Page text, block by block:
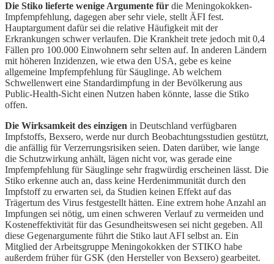
Die Stiko lieferte wenige Argumente für die Meningokokken-
Impfempfehlung, dagegen aber sehr viele, stellt ÄFI fest.
Hauptargument dafür sei die relative Häufigkeit mit der
Erkrankungen schwer verlaufen. Die Krankheit trete jedoch mit 0,4
Fällen pro 100.000 Einwohnern sehr selten auf. In anderen Ländern
mit höheren Inzidenzen, wie etwa den USA, gebe es keine
allgemeine Impfempfehlung für Säuglinge. Ab welchem
Schwellenwert eine Standardimpfung in der Bevölkerung aus
Public-Health-Sicht einen Nutzen haben könnte, lasse die Stiko
offen.
Die Wirksamkeit des einzigen in Deutschland verfügbaren
Impfstoffs, Bexsero, werde nur durch Beobachtungsstudien gestützt,
die anfällig für Verzerrungsrisiken seien. Daten darüber, wie lange
die Schutzwirkung anhält, lägen nicht vor, was gerade eine
Impfempfehlung für Säuglinge sehr fragwürdig erscheinen lässt. Die
Stiko erkenne auch an, dass keine Herdenimmunität durch den
Impfstoff zu erwarten sei, da Studien keinen Effekt auf das
Trägertum des Virus festgestellt hätten. Eine extrem hohe Anzahl an
Impfungen sei nötig, um einen schweren Verlauf zu vermeiden und
Kosteneffektivität für das Gesundheitswesen sei nicht gegeben. All
diese Gegenargumente führt die Stiko laut AFI selbst an. Ein
Mitglied der Arbeitsgruppe Meningokokken der STIKO habe
außerdem früher für GSK (den Hersteller von Bexsero) gearbeitet.